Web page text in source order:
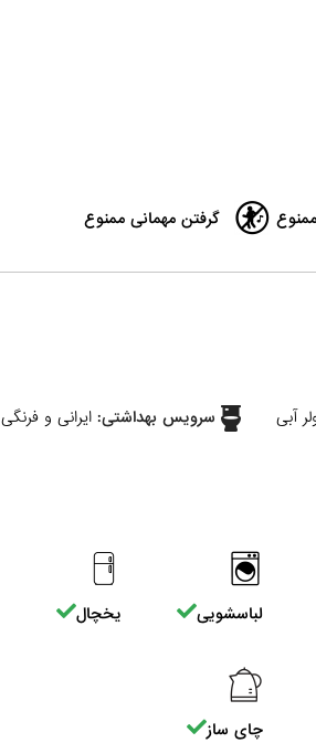
گرفتن مهمانی ممنوع
آبی سرویس بهداشتی: ایرانی و فرنگی
لباسشویی یخچال
چای ساز